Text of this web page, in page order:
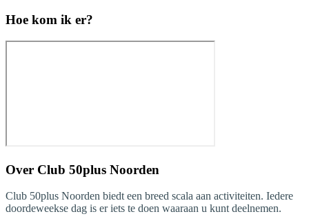
Hoe kom ik er?
Over Club 50plus Noorden
Club 50plus Noorden biedt een breed scala aan activiteiten. Iedere
doordeweekse dag is er iets te doen waaraan u kunt deelnemen.